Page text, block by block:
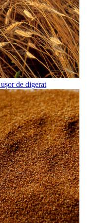
de digerat